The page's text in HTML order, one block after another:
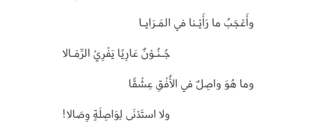
وأَعْجَبُ ما رَأَيْـنا في المَـرَايـا
جُـنُـوْنٌ عَارِيًا يَفْرِيْ الرِّمَـالا
وما هُوَ واصِلٌ في الأُفْقِ عِشْقًا
ولا استَدْنَى لِوَاصِلَةٍ وِصَالا!